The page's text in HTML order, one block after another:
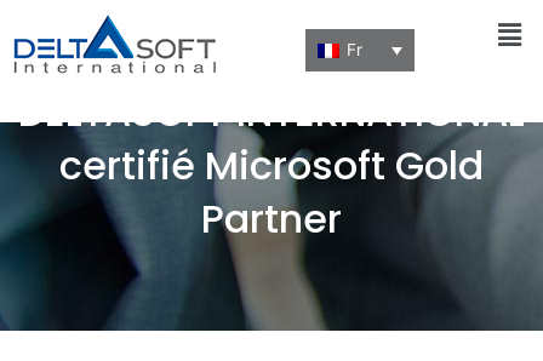
Fr
DELTASOFT INTERNATIONAL
certifié Microsoft Gold
Partner